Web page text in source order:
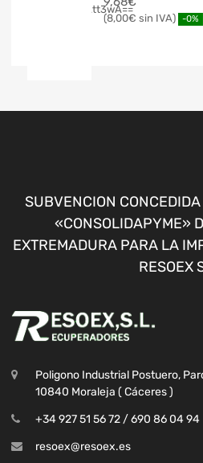
8,00€ -0%
SUBVENCION
«CONSOLIDAPYME»
EXTREMADURA PARA LA
RESOEX
Poligono Industrial Postuero,
10840 Moraleja ( Cáceres )
+34 927 51 56 72 / 690 86 04 94
resoex@resoex.es